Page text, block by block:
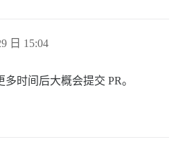
日 15:04
时间后大概会提交 PR。